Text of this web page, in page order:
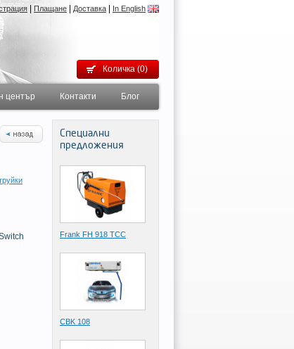
Плащане Доставка In English
център Контакти Блог
Количка (0)
Специални
предложения
Frank FH 918 TCC
CBK 108